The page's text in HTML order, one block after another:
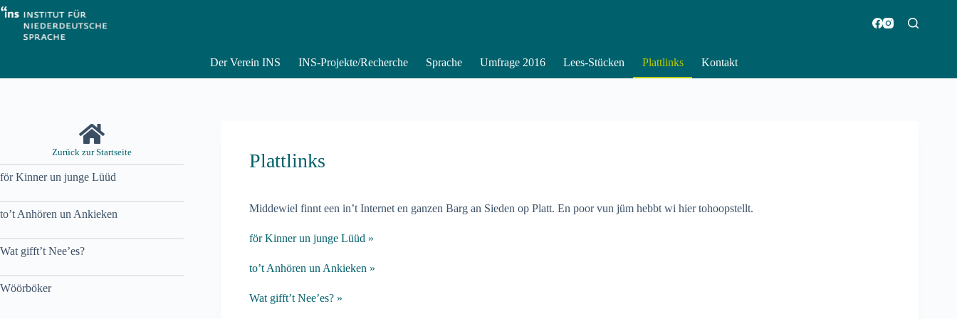
Zum
Inhalt
springen
Der Verein INS INS-Projekte/Recherche Sprache Umfrage 2016 Lees-Stücken Plattlinks Kontakt
Plattlinks
Middewiel finnt een in’t Internet en ganzen Barg an Sieden op Platt. En poor vun jüm hebbt wi hier tohoopstellt.
för Kinner un junge Lüüd »
to’t Anhören un Ankieken »
Wat gifft’t Nee’es? »
Zurück zur Startseite
för Kinner un junge Lüüd
to’t Anhören un Ankieken
Wat gifft’t Nee’es?
Wöörböker